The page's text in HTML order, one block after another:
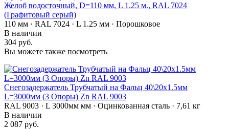
Желоб водосточный, D=110 мм, L 1.25 м., RAL 7024
(Графитовый серый)
110 мм · RAL 7024 · L 1.25 мм · Порошковое
В наличии
304 руб.
Вы можете также посмотреть
Снегозадержатель Трубчатый на Фальц 40\20х1.5мм
L=3000мм (3 Опоры) Zn RAL 9003
RAL 9003 · L 3000мм мм · Оцинкованная сталь · 7,61 кг
В наличии
2 087 руб.